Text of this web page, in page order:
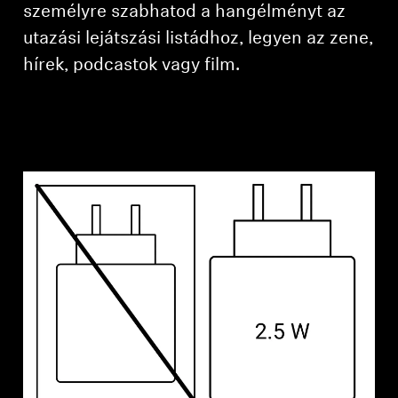
személyre szabhatod a hangélményt az
utazási lejátszási listádhoz, legyen az zene,
hírek, podcastok vagy film.